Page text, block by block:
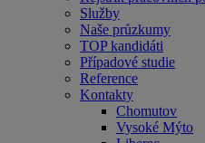
Služby
Naše průzkumy
TOP kandidáti
Případové studie
Reference
Kontakty
Chomutov
Vysoké Mýto